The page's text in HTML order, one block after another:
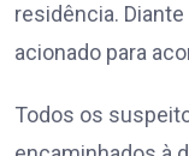
residência.
acionado para
Todos os